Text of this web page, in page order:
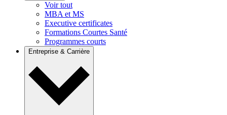
Voir tout
MBA et MS
Executive certificates
Formations Courtes Santé
Programmes courts
Entreprise & Carrière